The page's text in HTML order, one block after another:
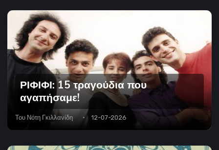
ΡΙΦΙΦΙ: 15 τραγούδια που
αγαπήσαμε!
Του Νότη Γκιλλανίδη 12-07-2026